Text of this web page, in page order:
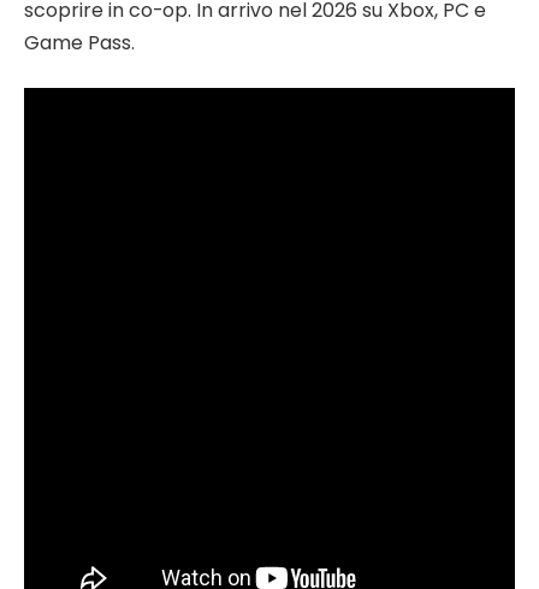
scoprire in co-op. In arrivo nel 2026 su Xbox, PC e
Game Pass.